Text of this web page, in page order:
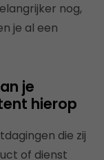
nog,
je al een
je
hierop
die zij
of dienst